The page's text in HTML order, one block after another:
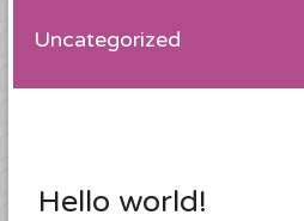
Uncategorized
Hello world!